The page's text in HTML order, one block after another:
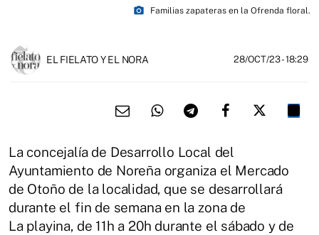
photo_camera Familias zapateras en la Ofrenda floral.
EL FIELATO Y EL NORA 28/OCT/23- 18:29
La concejalía de Desarrollo Local del
Ayuntamiento de Noreña organiza el Mercado
de Otoño de la localidad, que se desarrollará
durante el fin de semana en la zona de
La playina, de 11h a 20h durante el sábado y de